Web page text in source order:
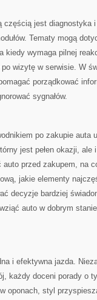
jest diagnostyka
Tematy mogą
kiedy wymaga pilnej
wizytę w serwisie. W
porządkować
sygnałów.
po zakupie auta
jest pełen okazji, ale
przed zakupem, na
jakie elementy
decyzje bardziej
auto w dobrym
i efektywna jazda.
każdy doceni porady o
oponach, styl